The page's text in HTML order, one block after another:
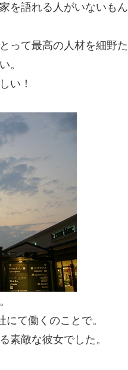
を語れる人がいないもん
って最高の人材を細野
。
い！
て働くのことで。
素敵な彼女でした。